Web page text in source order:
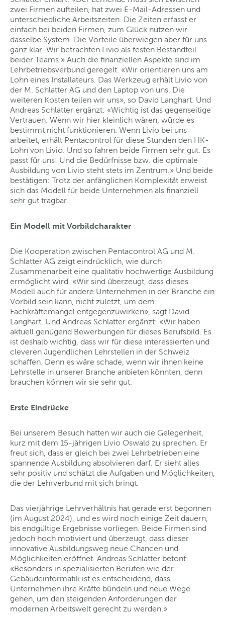
zwei Firmen aufteilen, hat zwei E-Mail-Adressen und
unterschiedliche Arbeitszeiten. Die Zeiten erfasst er
einfach bei beiden Firmen, zum Glück nutzen wir
dasselbe System. Die Vorteile überwiegen aber für uns
ganz klar. Wir betrachten Livio als festen Bestandteil
beider Teams.» Auch die finanziellen Aspekte sind im
Lehrbetriebsverbund geregelt. «Wir orientieren uns am
Lohn eines Installateurs. Das Werkzeug erhält Livio von
der M. Schlatter AG und den Laptop von uns. Die
weiteren Kosten teilen wir uns», so David Langhart. Und
Andreas Schlatter ergänzt: «Wichtig ist das gegenseitige
Vertrauen. Wenn wir hier kleinlich wären, würde es
bestimmt nicht funktionieren. Wenn Livio bei uns
arbeitet, erhält Pentacontrol für diese Stunden den HK-
Lohn von Livio. Und so fahren beide Firmen sehr gut. Es
passt für uns! Und die Bedürfnisse bzw. die optimale
Ausbildung von Livio steht stets im Zentrum.» Und beide
bestätigen: Trotz der anfänglichen Komplexität erweist
sich das Modell für beide Unternehmen als finanziell
sehr gut tragbar.
Ein Modell mit Vorbildcharakter
Die Kooperation zwischen Pentacontrol AG und M.
Schlatter AG zeigt eindrücklich, wie durch
Zusammenarbeit eine qualitativ hochwertige Ausbildung
ermöglicht wird. «Wir sind überzeugt, dass dieses
Modell auch für andere Unternehmen in der Branche ein
Vorbild sein kann, nicht zuletzt, um dem
Fachkräftemangel entgegenzuwirken», sagt David
Langhart. Und Andreas Schlatter ergänzt: «Wir haben
aktuell genügend Bewerbungen für dieses Berufsbild. Es
ist deshalb wichtig, dass wir für diese interessierten und
cleveren Jugendlichen Lehrstellen in der Schweiz
schaffen. Denn es wäre schade, wenn wir ihnen keine
Lehrstelle in unserer Branche anbieten könnten, denn
brauchen können wir sie sehr gut.
Erste Eindrücke
Bei unserem Besuch hatten wir auch die Gelegenheit,
kurz mit dem 15-jährigen Livio Oswald zu sprechen. Er
freut sich, dass er gleich bei zwei Lehrbetrieben eine
spannende Ausbildung absolvieren darf. Er sieht alles
sehr positiv und schätzt die Aufgaben und Möglichkeiten,
die der Lehrverbund mit sich bringt.
Das vierjährige Lehrverhältnis hat gerade erst begonnen
(im August 2024), und es wird noch einige Zeit dauern,
bis endgültige Ergebnisse vorliegen. Beide Firmen sind
jedoch hoch motiviert und überzeugt, dass dieser
innovative Ausbildungsweg neue Chancen und
Möglichkeiten eröffnet. Andreas Schlatter betont:
«Besonders in spezialisierten Berufen wie der
Gebäudeinformatik ist es entscheidend, dass
Unternehmen ihre Kräfte bündeln und neue Wege
gehen, um den steigenden Anforderungen der
modernen Arbeitswelt gerecht zu werden.»